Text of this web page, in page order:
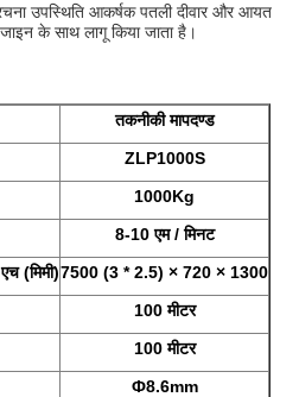
उपस्थिति आकर्षक पतली दीवार और आयत
के साथ लागू किया जाता है।
तकनीकी मापदण्ड
ZLP1000S
1000Kg
8-10 एम / मिनट
(मिमी)7500 (3 * 2.5) × 720 × 1300
100 मीटर
100 मीटर
Ф8.6mm